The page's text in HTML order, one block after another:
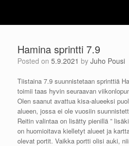
content
Hamina sprintti 7.9
Posted on 5.9.2021 by Juho Pousi
Tiistaina 7.9 suunnistetaan sprinttiä
toimii taas hyvin seuraavan
Olen saanut avattua kisa-alueeksi
alueen, jossa ei ole vuosiin
Reitin valintaa on lisätty pienillä ”
on huomioitava kielletyt alueet ja
olevat portit. Vaikka portti olisi auki,